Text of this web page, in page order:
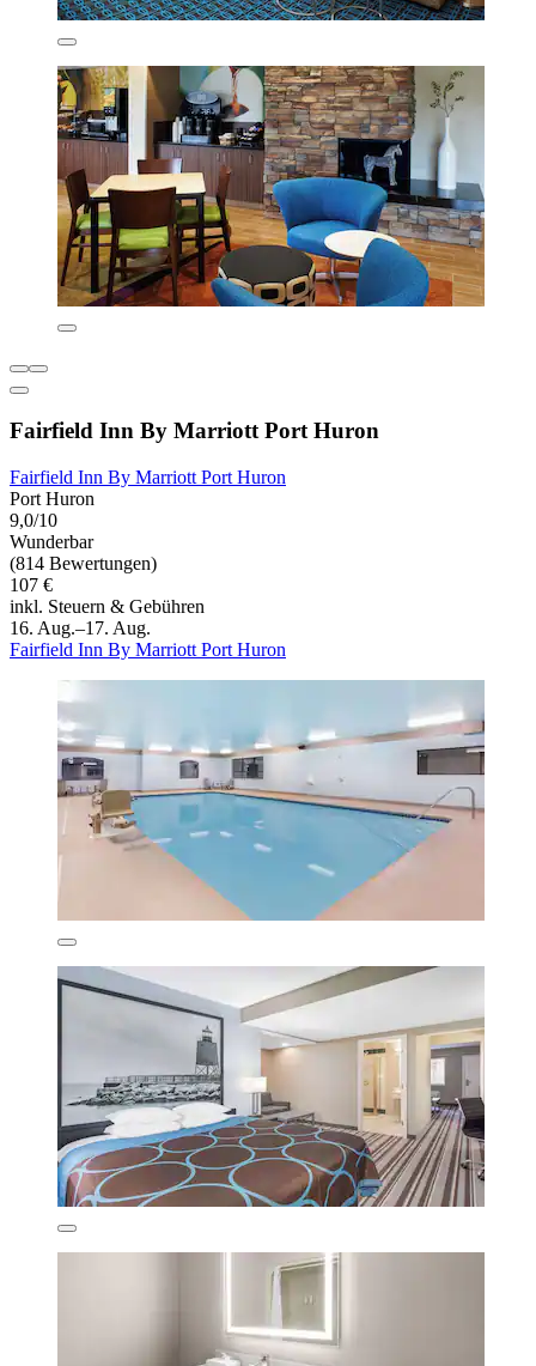
Fairfield Inn By Marriott Port Huron
Fairfield Inn By Marriott Port Huron
Port Huron
9,0/10
Wunderbar
(814 Bewertungen)
107 €
inkl. Steuern & Gebühren
16. Aug.–17. Aug.
Fairfield Inn By Marriott Port Huron